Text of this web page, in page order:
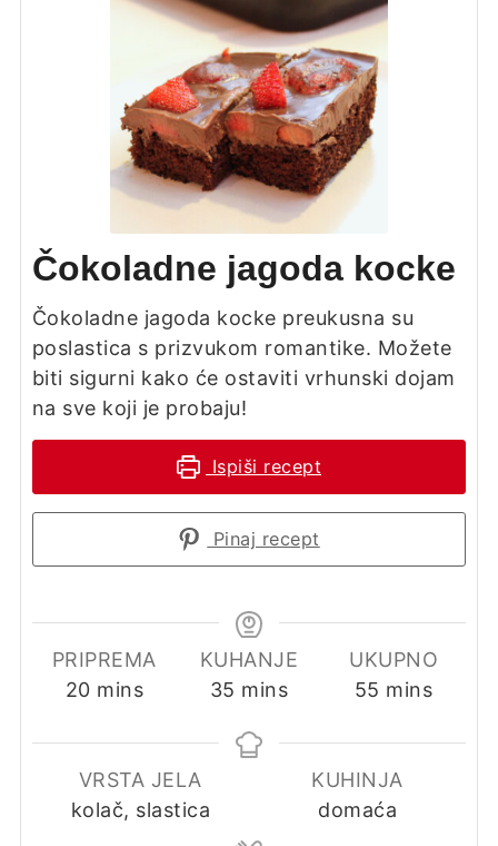
Čokoladne jagoda kocke
Čokoladne jagoda kocke preukusna su
poslastica s prizvukom romantike. Možete
biti sigurni kako će ostaviti vrhunski dojam
na sve koji je probaju!
Ispiši recept
Pinaj recept
PRIPREMA
20minutes
mins
KUHANJE
35 minutes
mins
UKUPNO
55 minutes
mins
VRSTA JELA
kolač, slastica
KUHINJA
domaća